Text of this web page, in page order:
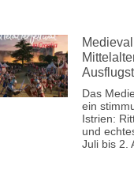
Das
ein
Istrien:
und
Juli bis 2.